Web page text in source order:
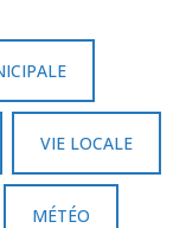
VIE LOCALE
MÉTÉO